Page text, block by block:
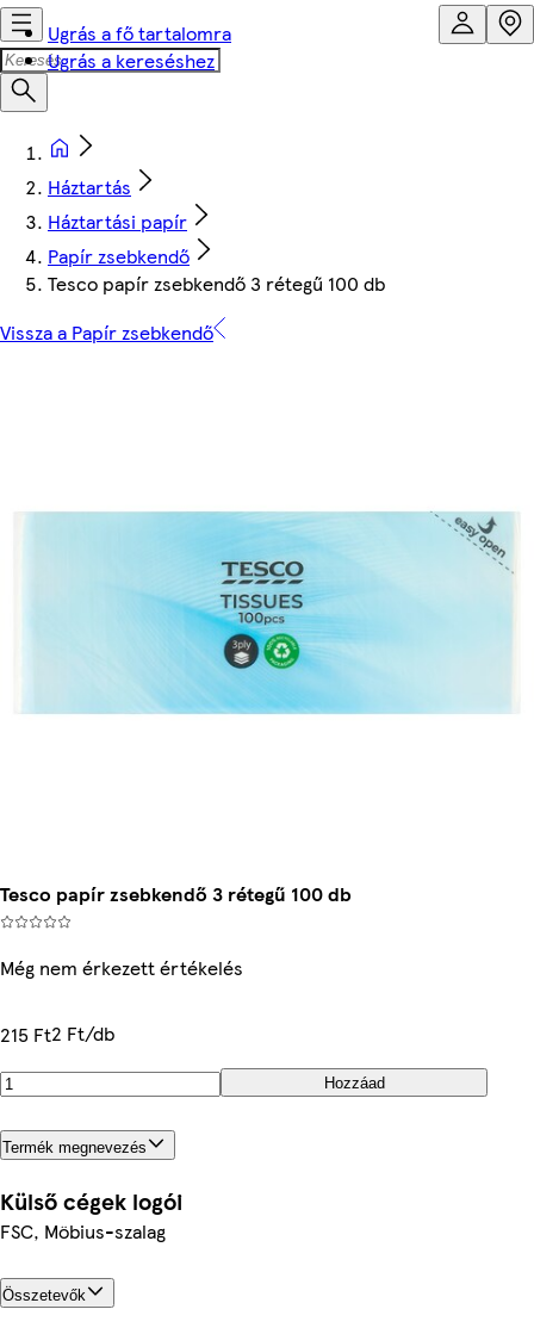
Ugrás a fő tartalomra
Ugrás a kereséshez
Háztartás
Háztartási papír
Papír zsebkendő
Tesco papír zsebkendő 3 rétegű 100 db
Vissza a Papír zsebkendő
Tesco papír zsebkendő 3 rétegű 100 db
Még nem érkezett értékelés
215 Ft2 Ft/db
Hozzáad
Termék megnevezés
Külső cégek logói
FSC, Möbius-szalag
Összetevők